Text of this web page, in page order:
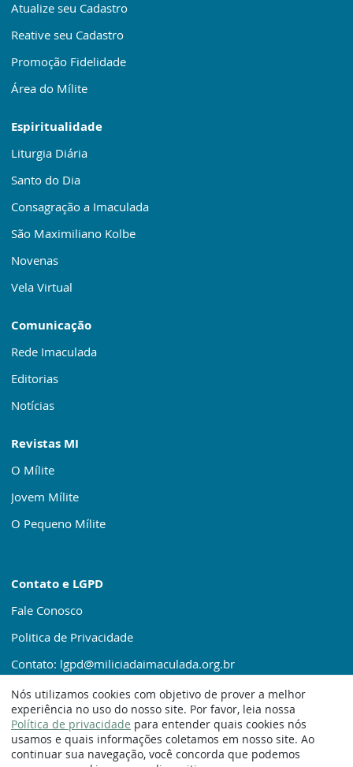
Atualize seu Cadastro
Reative seu Cadastro
Promoção Fidelidade
Área do Mílite
Espiritualidade
Liturgia Diária
Santo do Dia
Consagração a Imaculada
São Maximiliano Kolbe
Novenas
Vela Virtual
Comunicação
Rede Imaculada
Editorias
Notícias
Revistas MI
O Mílite
Jovem Mílite
O Pequeno Mílite
Contato e LGPD
Fale Conosco
Politica de Privacidade
Contato: lgpd@miliciadaimaculada.org.br
© 1920 – 2025. Milícia da Imaculada
Nós utilizamos cookies com objetivo de prover a melhor
experiência no uso do nosso site. Por favor, leia nossa
Política de privacidade para entender quais cookies nós
usamos e quais informações coletamos em nosso site. Ao
continuar sua navegação, você concorda que podemos